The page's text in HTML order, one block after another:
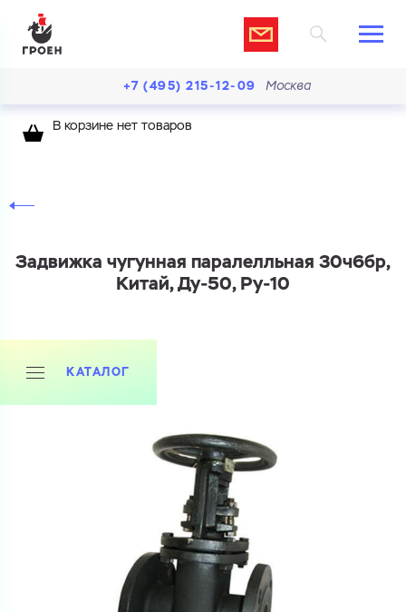
Ваш запрос
Перечислите товары, которые вас интересуют
и укажите какую информацию вы хотите по ним
получить. Мы свяжемся с вами в ближайшее время.
+7 (495) 215-12-09 Москва
В корзине нет товаров
Задвижка чугунная паралелльная 30ч6бр,
Китай, Ду-50, Ру-10
КАТАЛОГ